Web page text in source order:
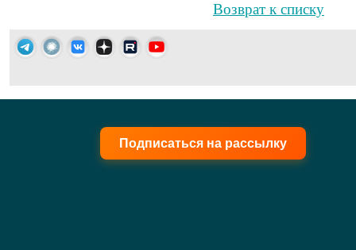
Возврат к списку
Подписаться на рассылку